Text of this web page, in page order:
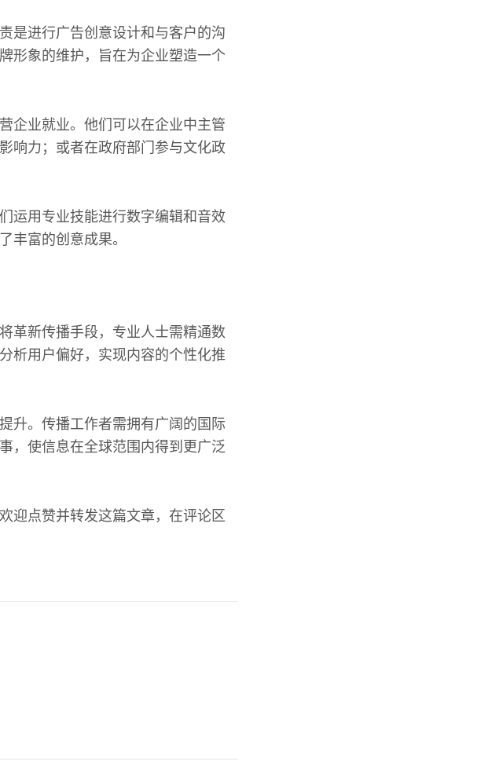
是进行广告创意设计和与客户的沟
形象的维护，旨在为企业塑造一个
企业就业。他们可以在企业中主管
响力；或者在政府部门参与文化政
运用专业技能进行数字编辑和音效
丰富的创意成果。
革新传播手段，专业人士需精通数
析用户偏好，实现内容的个性化推
升。传播工作者需拥有广阔的国际
，使信息在全球范围内得到更广泛
迎点赞并转发这篇文章，在评论区